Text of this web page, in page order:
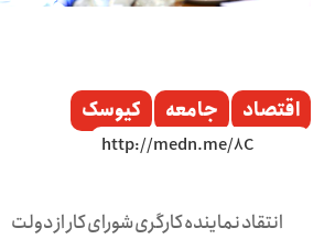
اقتصاد جامعه کیوسک
انتقاد نماینده کارگری شورای کار از دولت